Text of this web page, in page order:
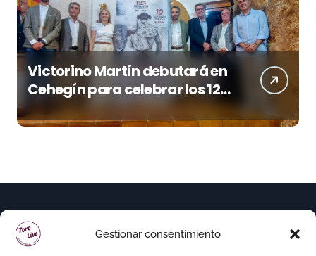
Gestionar consentimiento
Victorino Martín debutará en
Cehegín para celebrar los 125
años de su plaza